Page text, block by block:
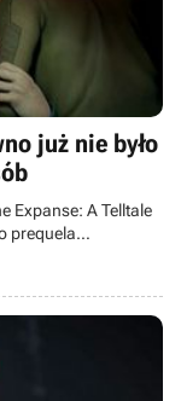
już nie było
Expanse: A Telltale
prequela